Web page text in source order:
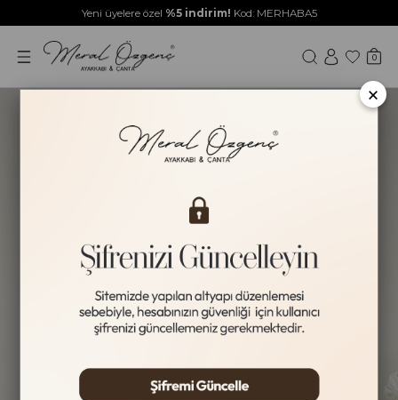
Yeni üyelere özel %5 indirim! Kod: MERHABA5
0
×